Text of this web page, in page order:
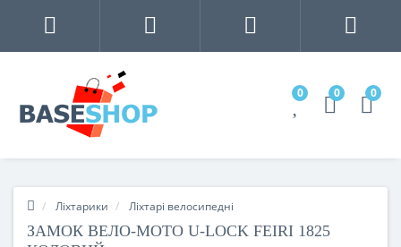
0 0 0
Ліхтарики Ліхтарі велосипедні
ЗАМОК ВЕЛО-МОТО U-LOCK FEIRI 1825